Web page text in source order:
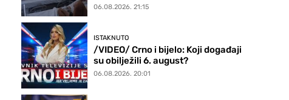
06.08.2026. 21:15
ISTAKNUTO
/VIDEO/ Crno i bijelo: Koji događaji
su obilježili 6. august?
06.08.2026. 20:01